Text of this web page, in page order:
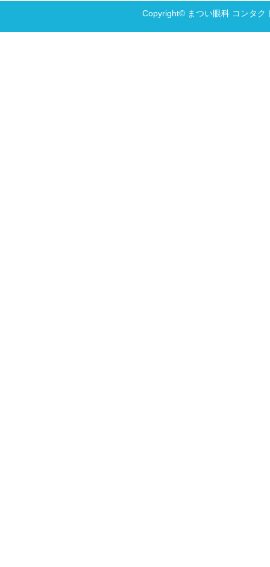
Copyright© まつい眼科 コンタク